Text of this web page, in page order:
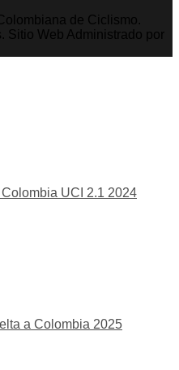
de Ciclismo.
Sitio Web Administrado por
UCI 2.1 2024
a Colombia 2025